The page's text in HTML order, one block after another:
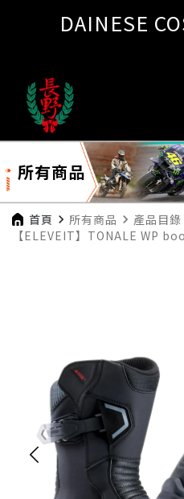
DAINESE
所有商品
首頁 navigate_next 所有商品 navigate_next 產品目錄
【ELEVEIT】TONALE WP